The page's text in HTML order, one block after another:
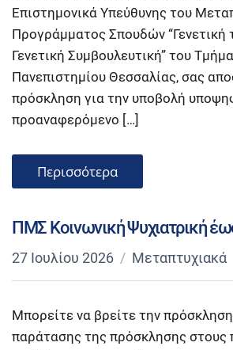
Επιστημονικά Υπεύθυνης του
Προγράμματος Σπουδών
Γενετική Συμβουλευτική” του
Πανεπιστημίου Θεσσαλίας, σας
πρόσκληση για την υποβολή
προαναφερόμενο […]
Περισσότερα
ΠΜΣ Κοινωνική Ψυχιατρική
27 Ιουλίου 2026 Μεταπτυχιακά
Μπορείτε να βρείτε την
παράτασης της πρόσκλησης